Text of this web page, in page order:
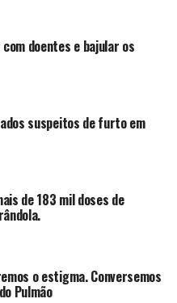
com doentes e bajular os
suspeitos de furto em
de 183 mil doses de
o estigma. Conversemos
Pulmão